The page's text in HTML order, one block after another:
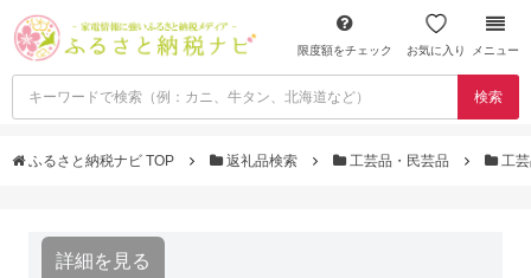
限度額をチェック お気に入り メニュー
検索
ふるさと納税ナビ TOP 返礼品検索 工芸品・民芸品 工芸
詳細を見る